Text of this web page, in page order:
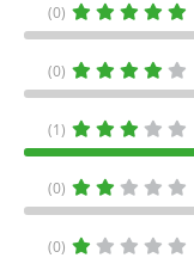
(0)
(0)
(1)
(0)
(0)